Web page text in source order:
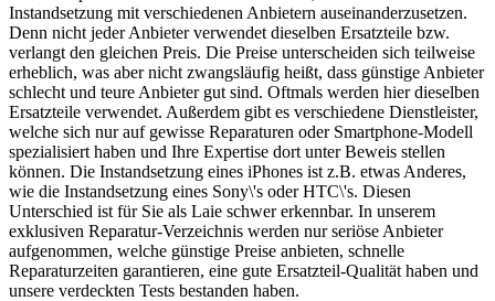
Instandsetzung mit verschiedenen Anbietern auseinanderzusetzen.
Denn nicht jeder Anbieter verwendet dieselben Ersatzteile bzw.
verlangt den gleichen Preis. Die Preise unterscheiden sich teilweise
erheblich, was aber nicht zwangsläufig heißt, dass günstige Anbieter
schlecht und teure Anbieter gut sind. Oftmals werden hier dieselben
Ersatzteile verwendet. Außerdem gibt es verschiedene Dienstleister,
welche sich nur auf gewisse Reparaturen oder Smartphone-Modell
spezialisiert haben und Ihre Expertise dort unter Beweis stellen
können. Die Instandsetzung eines iPhones ist z.B. etwas Anderes,
wie die Instandsetzung eines Sony\'s oder HTC\'s. Diesen
Unterschied ist für Sie als Laie schwer erkennbar. In unserem
exklusiven Reparatur-Verzeichnis werden nur seriöse Anbieter
aufgenommen, welche günstige Preise anbieten, schnelle
Reparaturzeiten garantieren, eine gute Ersatzteil-Qualität haben und
unsere verdeckten Tests bestanden haben.